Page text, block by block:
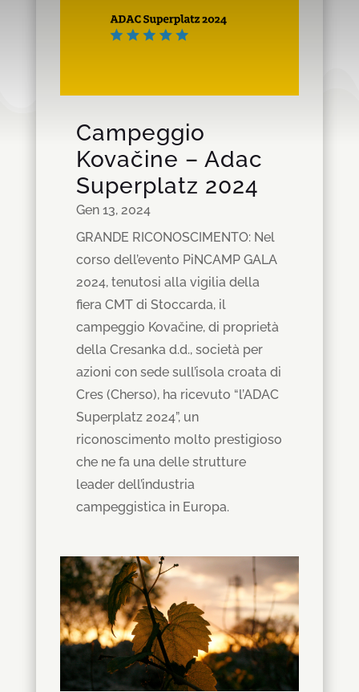
Campeggio
Kovačine – Adac
Superplatz 2024
Gen 13, 2024
GRANDE RICONOSCIMENTO: Nel
corso dell’evento PiNCAMP GALA
2024, tenutosi alla vigilia della
fiera CMT di Stoccarda, il
campeggio Kovačine, di proprietà
della Cresanka d.d., società per
azioni con sede sull’isola croata di
Cres (Cherso), ha ricevuto “l’ADAC
Superplatz 2024”, un
riconoscimento molto prestigioso
che ne fa una delle strutture
leader dell’industria
campeggistica in Europa.